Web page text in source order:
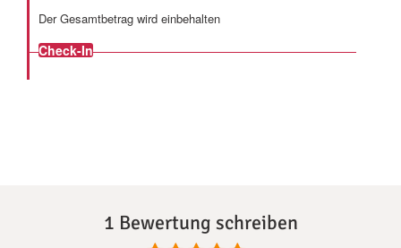
Der Gesamtbetrag wird einbehalten
Check-In
1 Bewertung schreiben